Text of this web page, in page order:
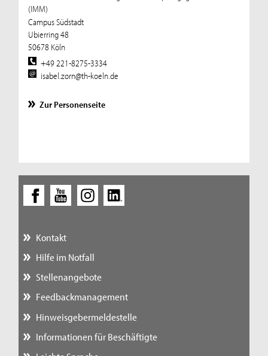
(IMM)
Campus Südstadt
Ubierring 48
50678 Köln
+49 221-8275-3334
isabel.zorn@th-koeln.de
Zur Personenseite
Kontakt
Hilfe im Notfall
Stellenangebote
Feedbackmanagement
Hinweisgebermeldestelle
Informationen für Beschäftigte